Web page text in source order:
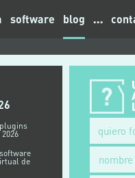
software blog …
de